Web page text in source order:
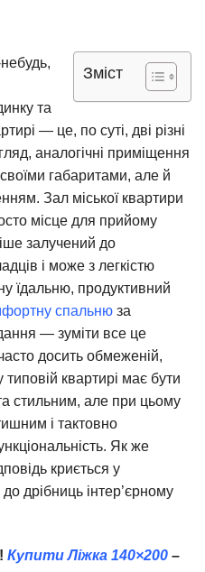
Зміст
та
— це, по суті, дві різні
аналогічні приміщення
своїми габаритами, але й
Зал міської квартири
місце для прийому
залучений до
і може з легкістю
їдальню, продуктивний
спальню за
— зуміти все це
досить обмеженій,
квартирі має бути
стильним, але при цьому
і тактовно
Як же
криється у
дрібниць інтер’єрному
Купити Ліжка 140×200 –